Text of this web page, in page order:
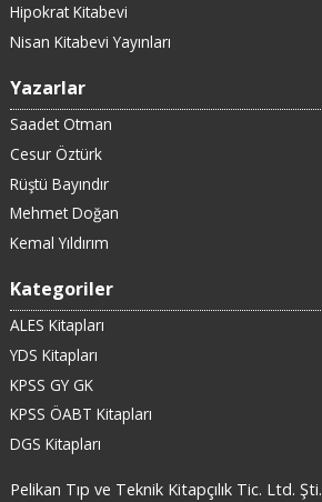
Hipokrat Kitabevi
Nisan Kitabevi Yayınları
Yazarlar
Saadet Otman
Cesur Öztürk
Rüştü Bayındır
Mehmet Doğan
Kemal Yıldırım
Kategoriler
ALES Kitapları
YDS Kitapları
KPSS GY GK
KPSS ÖABT Kitapları
DGS Kitapları
Pelikan Tıp ve Teknik Kitapçılık Tic. Ltd. Şti.